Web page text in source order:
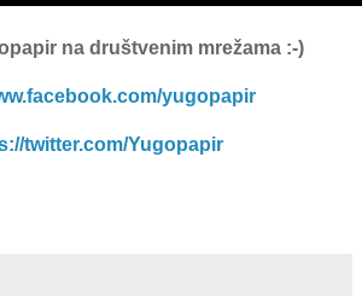
na društvenim mrežama :-)
yugopapir
twitter.com/Yugopapir